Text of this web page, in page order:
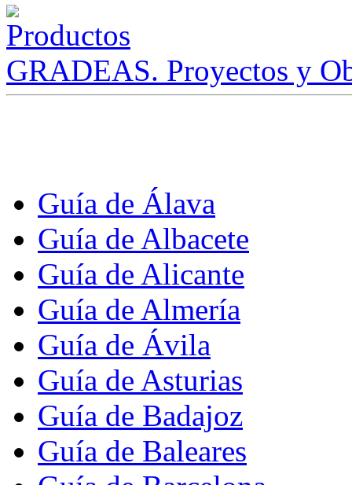
GRADEAS. Proyectos y
Guía de Álava
Guía de Albacete
Guía de Alicante
Guía de Almería
Guía de Ávila
Guía de Asturias
Guía de Badajoz
Guía de Baleares